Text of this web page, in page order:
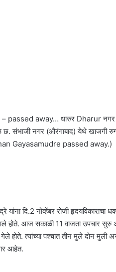
– passed away… धारुर Dharur नगर
छ. संभाजी नगर (औरंगाबाद) येथे खाजगी
Gayasamudre passed away.)
यांना दि.2 नोव्हेंबर रोजी
आले होते. आज सकाळी 11 वाजता उपचार
त्यांच्या पश्चात तीन मुले दोन मुली
आहेत.